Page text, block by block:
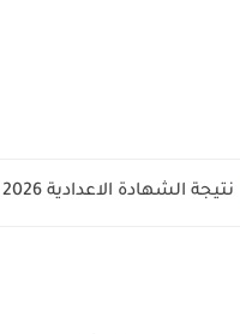
نتيجة الشهادة الاعدادية 2026 الترم الثاني محافظة بني سويف الان...